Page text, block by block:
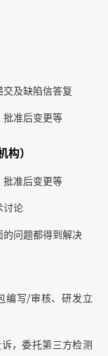
交及缺陷信答复
批准后变更等
构）
批准后变更等
讨论
的问题都得到解决
编写/审核、研发立
，委托第三方检测